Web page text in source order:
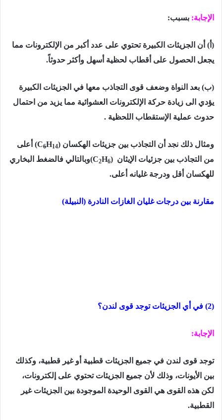
الإجابة: بسبب:
(أ) أن الجزیئات الكبیرة تحتوي على عدد أكبر من الإلكترونات مما
یجعل الحصول على أقطاب لحظیة أسھل وأكثر حدوثاً.
(ب) بعد النواة وضعف قوى التجاذب معھا في الجزیئات الكبیرة
یؤدي الى زیادة حركة الإلكترونات العشوائیة مما یزيد من احتمال
حدوث عملیة الإستقطاب اللحظیة .
ومثال ذلك نجد أن التجاذب بین جزیئات الھكسان (C6H14)
أعلى
من التجاذب بين جزئيات الإيثان
(C2H6)
وبالتالي فالضغط البخاري
للھكسان أقل ودرجة غلیانه أعلى.
مقارنة بین درجات غلیان الغازات النادرة (النبیلة)
(2) في أي الجزیئات توجد قوى لندن؟
الإجابة:
توجد قوى لندن في جمیع الجزیئات قطبیة أو غیر قطبیة، وكذلك
بین الأیونات، وذلك لأن جمیع الجزیئات تحتوي على إلكترونات،
لكن ھذه القوى ھي القوى الوحیدة الموجودة بین الجزیئات غیر
القطبیة.